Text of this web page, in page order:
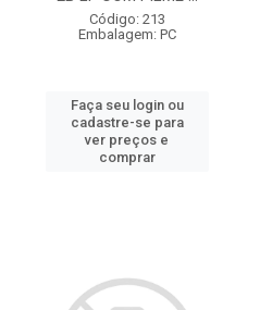
Código: 213
Embalagem: PC
Faça seu login ou
cadastre-se para
ver preços e
comprar